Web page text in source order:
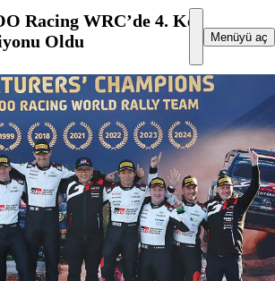
Menüyü aç
Racing WRC’de 4. Kez
Oldu